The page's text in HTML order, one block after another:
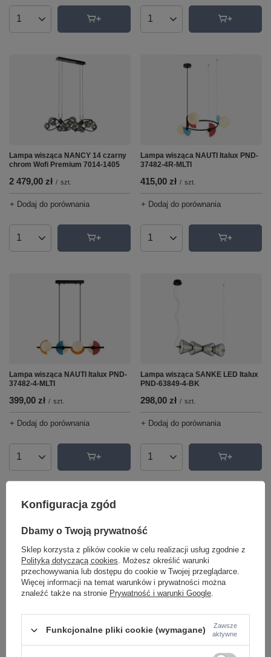
Ilość produktów Ilość produktów
Lampa wisząca NANCY 14 czarny
chrom Wofi Premium 7014-1405
2 479,00 zł / szt.
+ Dodaj do porównania
Ilość produktów
Lampa wisząca NAUTI Italux PND-
37482-4R-MLTI
415,00 zł / szt.
+ Dodaj do porównania
Ilość produktów
Lampa wisząca NAUTI Italux PND-
37482-4-MLTI
399,00 zł / szt.
+ Dodaj do porównania
Ilość produktów
Lampa wisząca SANKE LED Italux
PND-63849-4-BK
298,00 zł / szt.
+ Dodaj do porównania
Ilość produktów
Lampa wisząca TRASIMENO 95
Lampa wisząca MILA Milagro
Konfiguracja zgód
Dbamy o Twoją prywatność
Sklep korzysta z plików cookie w celu realizacji usług zgodnie z
Polityką dotyczącą cookies. Możesz określić warunki
przechowywania lub dostępu do cookie w Twojej przeglądarce.
Więcej informacji na temat warunków i prywatności można
znaleźć także na stronie Prywatność i warunki Google.
Funkcjonalne pliki cookie (wymagane)
Zawsze
aktywne